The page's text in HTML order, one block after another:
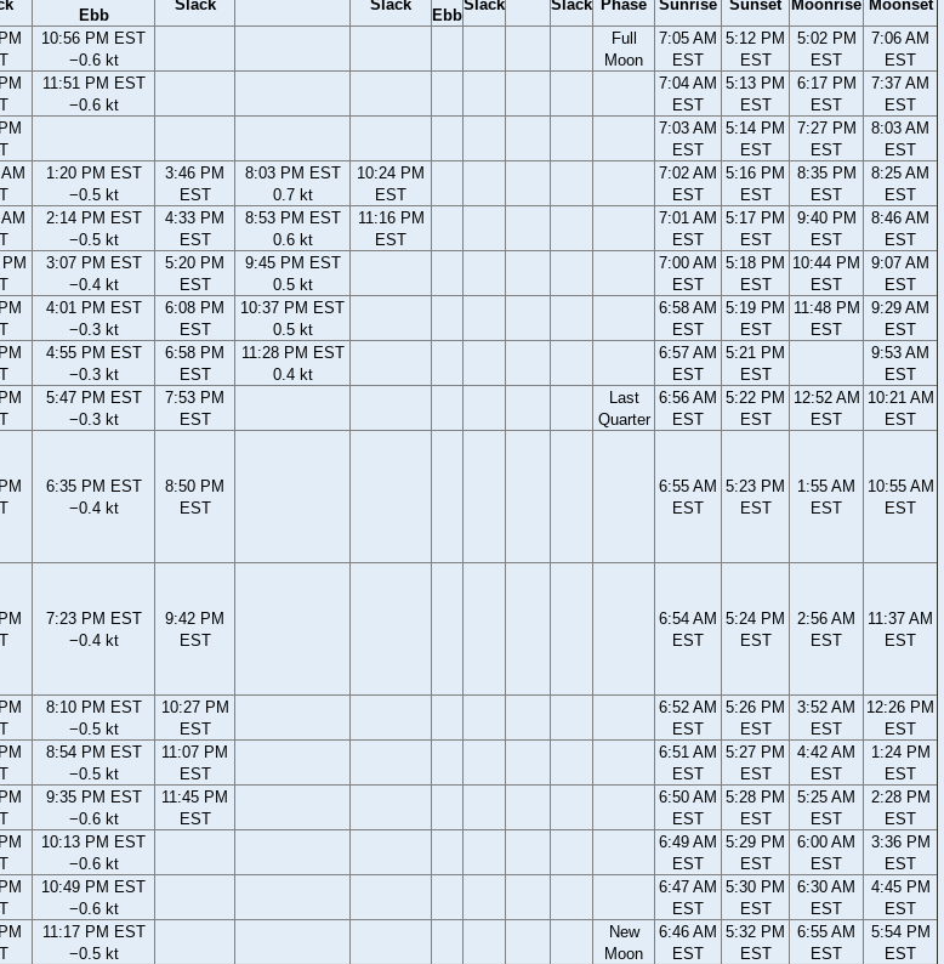
Ebb
Slack Slack
Ebb
Slack Slack Phase Sunrise Sunset Moonrise Moonset
10:56 PM EST
−0.6 kt
Full
Moon
7:05 AM
EST
5:12 PM
EST
5:02 PM
EST
7:06 AM
EST
11:51 PM EST
−0.6 kt
7:04 AM
EST
5:13 PM
EST
6:17 PM
EST
7:37 AM
EST
7:03 AM
EST
5:14 PM
EST
7:27 PM
EST
8:03 AM
EST
1:20 PM EST
−0.5 kt
3:46 PM
EST
8:03 PM EST
0.7 kt
10:24 PM
EST
7:02 AM
EST
5:16 PM
EST
8:35 PM
EST
8:25 AM
EST
2:14 PM EST
−0.5 kt
4:33 PM
EST
8:53 PM EST
0.6 kt
11:16 PM
EST
7:01 AM
EST
5:17 PM
EST
9:40 PM
EST
8:46 AM
EST
3:07 PM EST
−0.4 kt
5:20 PM
EST
9:45 PM EST
0.5 kt
7:00 AM
EST
5:18 PM
EST
10:44 PM
EST
9:07 AM
EST
4:01 PM EST
−0.3 kt
6:08 PM
EST
10:37 PM EST
0.5 kt
6:58 AM
EST
5:19 PM
EST
11:48 PM
EST
9:29 AM
EST
4:55 PM EST
−0.3 kt
6:58 PM
EST
11:28 PM EST
0.4 kt
6:57 AM
EST
5:21 PM
EST
9:53 AM
EST
5:47 PM EST
−0.3 kt
7:53 PM
EST
Last
Quarter
6:56 AM
EST
5:22 PM
EST
12:52 AM
EST
10:21 AM
EST
6:35 PM EST
−0.4 kt
8:50 PM
EST
6:55 AM
EST
5:23 PM
EST
1:55 AM
EST
10:55 AM
EST
7:23 PM EST
−0.4 kt
9:42 PM
EST
6:54 AM
EST
5:24 PM
EST
2:56 AM
EST
11:37 AM
EST
8:10 PM EST
−0.5 kt
10:27 PM
EST
6:52 AM
EST
5:26 PM
EST
3:52 AM
EST
12:26 PM
EST
8:54 PM EST
−0.5 kt
11:07 PM
EST
6:51 AM
EST
5:27 PM
EST
4:42 AM
EST
1:24 PM
EST
9:35 PM EST
−0.6 kt
11:45 PM
EST
6:50 AM
EST
5:28 PM
EST
5:25 AM
EST
2:28 PM
EST
10:13 PM EST
−0.6 kt
6:49 AM
EST
5:29 PM
EST
6:00 AM
EST
3:36 PM
EST
10:49 PM EST
−0.6 kt
6:47 AM
EST
5:30 PM
EST
6:30 AM
EST
4:45 PM
EST
11:17 PM EST
−0.5 kt
New
Moon
6:46 AM
EST
5:32 PM
EST
6:55 AM
EST
5:54 PM
EST